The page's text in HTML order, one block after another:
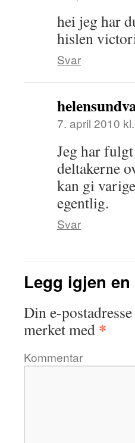
hei jeg har
hislen
Svar
7. april 2010
Jeg har
deltakerne
kan gi
egentlig.
Svar
Legg igjen
Din e-
merket med *
Kommentar